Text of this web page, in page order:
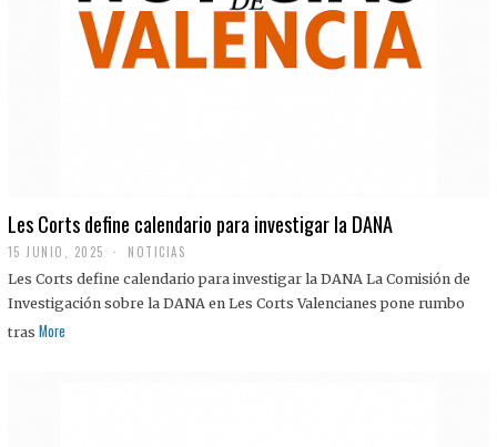
Les Corts define calendario para investigar la DANA
15 JUNIO, 2025 NOTICIAS
Les Corts define calendario para investigar la DANA La Comisión de
Investigación sobre la DANA en Les Corts Valencianes pone rumbo
tras More